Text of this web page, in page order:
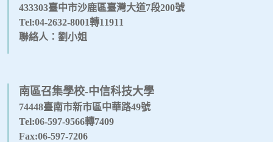
433303臺中市沙鹿區臺灣大道7段200號
Tel:04-2632-8001轉11911
聯絡人：劉小姐
南區召集學校-中信科技大學
74448臺南市新市區中華路49號
Tel:06-597-9566轉7409
Fax:06-597-7206